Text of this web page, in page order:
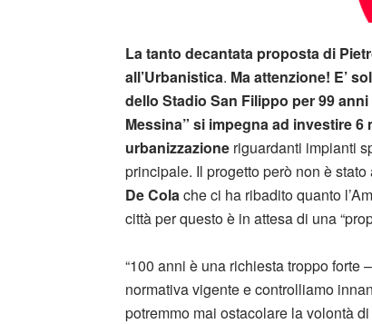
La tanto decantata proposta di
all’Urbanistica. Ma attenzione! E’
dello Stadio San Filippo per 99
Messina” si impegna ad investire
urbanizzazione riguardanti impianti
principale. Il progetto però non è
De Cola che ci ha ribadito quanto
città per questo è in attesa di una
“100 anni è una richiesta troppo forte
normativa vigente e controlliamo
potremmo mai ostacolare la volontà